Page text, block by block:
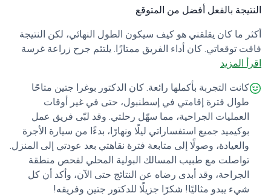
بالفعل أفضل من المتوقع
ما كان يقلقني هو كيف سيكون الطول النهائي، لكن النتيجة
توقعاتي. كان أداء الفريق ممتازًا. يلتئم جرح زراعة غرسة
ثلاثية القطع بشكل جيد، مع أن أصعب ما في فترة
كان محاولة الجلوس براحة. أما بالنسبة لتقييمي
فقد كان تصميم العيادة نفسها؛ فهي عملية لكنها تبدو
مع ذلك، لم يؤثر هذا على جودة الرعاية الطبية. بناءً على
التي تلقيتها من الطاقم والجراح، أنصح الآخرين بالتوجه
العيادة.
التجربة بأكملها رائعة. كان الدكتور بوغرا جتين متاحًا
فترة إقامتي في إسطنبول، حتى في غير أوقات
الجراحية، مما سهّل رحلتي. وقد لبّى فريق عمل
جميع استفساراتي ليلًا ونهارًا، بدءًا من سيارة الأجرة
وصولًا إلى متابعة فترة نقاهتي بعد عودتي إلى المنزل.
مع طبيب المسالك البولية المحلي لفحص منطقة
وقد أبدى رضاه عن النتائج حتى الآن، وأكد أن كل
يبدو مثاليًا! شكرًا جزيلًا للدكتور جتين وفريقه!